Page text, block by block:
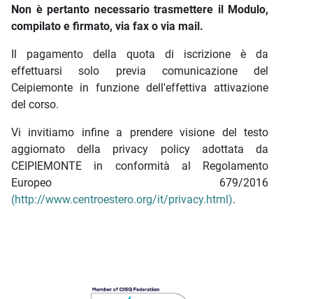
Non è pertanto necessario trasmettere il Modulo,
compilato e firmato, via fax o via mail.
Il pagamento della quota di iscrizione è da
effettuarsi solo previa comunicazione del
Ceipiemonte in funzione dell'effettiva attivazione
del corso.
Vi invitiamo infine a prendere visione del testo
aggiornato della privacy policy adottata da
CEIPIEMONTE in conformità al Regolamento
Europeo 679/2016
(http://www.centroestero.org/it/privacy.html).